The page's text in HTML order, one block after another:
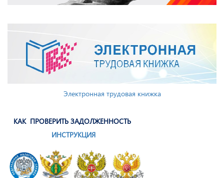
Электронная трудовая книжка
КАК ПРОВЕРИТЬ ЗАДОЛЖЕННОСТЬ
ИНСТРУКЦИЯ